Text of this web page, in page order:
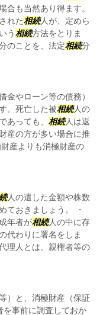
合も当然あり得ます。
れた相続人が、定めら
う相続方法をとりま
のことを、法定相続分
金やローン等の債務）
。死亡した被相続人の
あっても、 相続人は返
産の方が多い場合に推
産よりも消極財産の
人の遺した金額や株数
ておきましょう。 ・
年者が相続人の中に存
代わりに署名をしま
理人とは、親権者等の
）と、消極財産（保証
を事前に調査しておか